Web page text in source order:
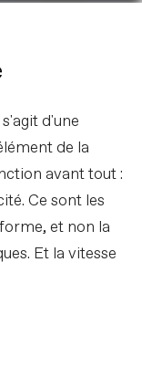
d'une
de la
avant tout :
Ce sont les
et non la
Et la vitesse